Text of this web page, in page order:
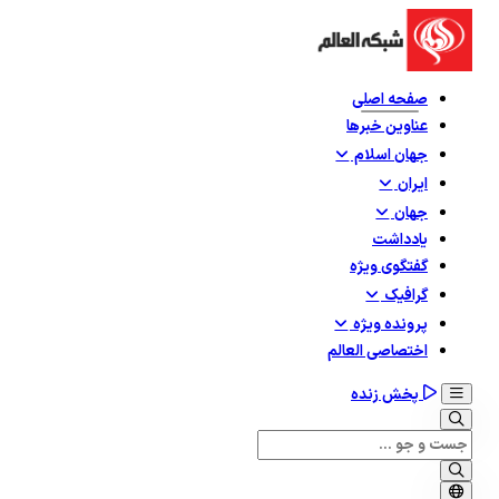
صفحه اصلی
عناوین خبرها
جهان اسلام
ایران
جهان
یادداشت
گفتگوی ویژه
گرافيک
پرونده ویژه
اختصاصی العالم
پخش زنده